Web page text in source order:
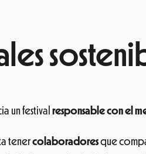
un festival responsable con el
tenercolaboradoresque